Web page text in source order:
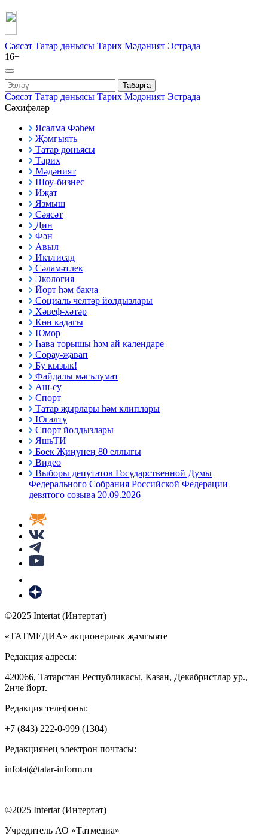
Сәясәт Татар дөньясы Тарих Мәдәният Эстрада
16+
Табарга
Сәясәт Татар дөньясы Тарих Мәдәният Эстрада
Сәхифәләр
Ясалма Фәһем
Җәмгыять
Татар дөньясы
Тарих
Мәдәният
Шоу-бизнес
Иҗат
Язмыш
Сәясәт
Дин
Фән
Авыл
Икътисад
Сәламәтлек
Экология
Йорт һәм бакча
Социаль челтәр йолдызлары
Хәвеф-хәтәр
Көн кадагы
Юмор
Һава торышы һәм ай календаре
Сорау-җавап
Бу кызык!
Файдалы мәгълүмат
Аш-су
Спорт
Татар җырлары һәм клиплары
Югалту
Спорт йолдызлары
ЯшьТИ
Бөек Җиңүнең 80 еллыгы
Видео
Выборы депутатов Государственной Думы
Федерального Собрания Российской Федерации
девятого созыва 20.09.2026
©2025 Intertat (Интертат)
«ТАТМЕДИА» акционерлык җәмгыяте
Редакция адресы:
420066, Татарстан Республикасы, Казан, Декабристлар ур.,
2нче йорт.
Редакция телефоны:
+7 (843) 222-0-999 (1304)
Редакциянең электрон почтасы:
infotat@tatar-inform.ru
©2025 Intertat (Интертат)
Учредитель АО «Татмедиа»